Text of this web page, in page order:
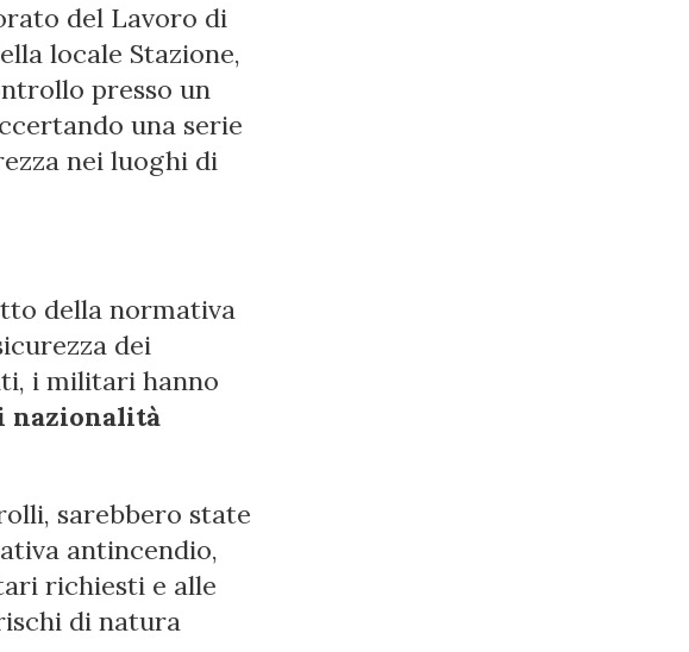
del Lavoro di
locale Stazione,
presso un
una serie
nei luoghi di
della normativa
dei
i militari hanno
nazionalità
sarebbero state
antincendio,
richiesti e alle
di natura